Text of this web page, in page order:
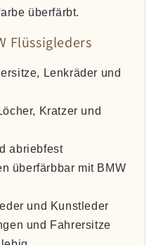
überfärbt.
Flüssigleders
Lenkräder und
Kratzer und
abriebfest
überfärbbar mit BMW
und Kunstleder
und Fahrersitze